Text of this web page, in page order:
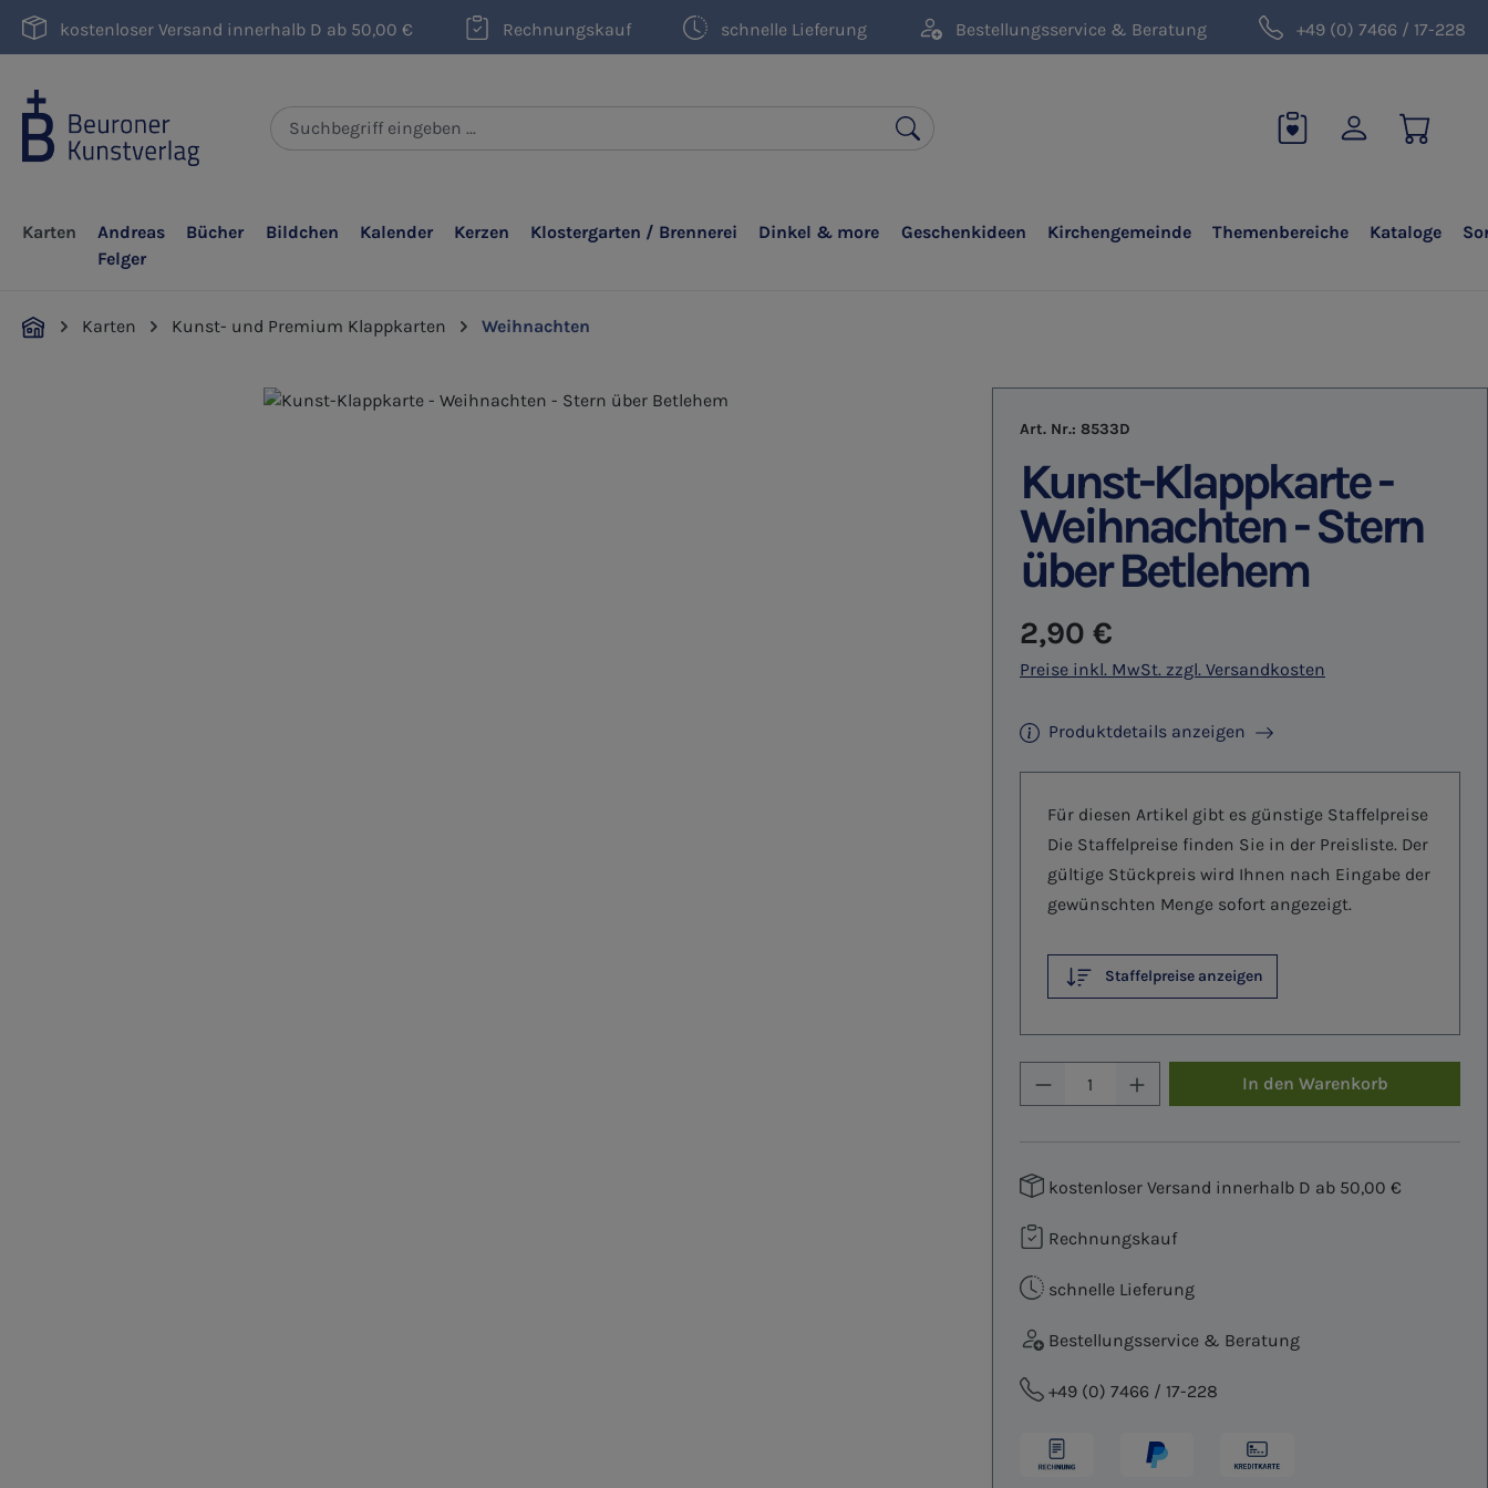
Hauptinhalt springen
Zur Suche springen
Zur Hauptnavigation springen
kostenloser Versand innerhalb D ab 50,00 € Rechnungskauf schnelle Lieferung Bestellungsservice & Beratung +49 (0) 7466 / 17-228
Karten
Andreas
Felger
Bücher Bildchen Kalender Kerzen Klostergarten / Brennerei Dinkel & more Geschenkideen Kirchengemeinde Themenbereiche Kataloge
Karten Kunst- und Premium Klappkarten Weihnachten
Art. Nr.: 8533D
Kunst-Klappkarte -
Weihnachten - Stern
über Betlehem
Regulärer Preis:
2,90 €
Preise inkl. MwSt. zzgl. Versandkosten
Produktdetails anzeigen
Für diesen Artikel gibt es günstige Staffelpreise
Die Staffelpreise finden Sie in der Preisliste. Der
gültige Stückpreis wird Ihnen nach Eingabe der
gewünschten Menge sofort angezeigt.
Staffelpreise anzeigen
Produkt Anzahl: Gib den
In den Warenkorb
kostenloser Versand innerhalb D ab 50,00 €
Rechnungskauf
schnelle Lieferung
Bestellungsservice & Beratung
+49 (0) 7466 / 17-228